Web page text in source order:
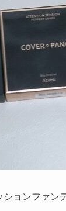
ョンファ